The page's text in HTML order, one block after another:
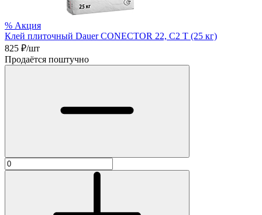
% Акция
Клей плиточный Dauer CONECTOR 22, С2 T (25 кг)
825 ₽/шт
Продаётся поштучно